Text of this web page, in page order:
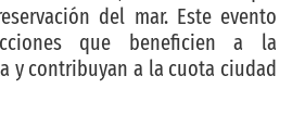
del mar. Este evento
que beneficien a la
y contribuyan a la cuota ciudad